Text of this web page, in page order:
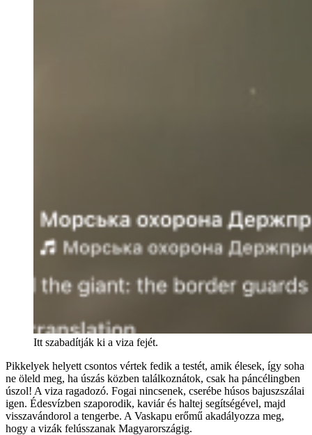
Itt szabadítják ki a viza fejét.
Pikkelyek helyett csontos vértek fedik a testét, amik élesek, így soha
ne öleld meg, ha úszás közben találkoznátok, csak ha páncélingben
úszol! A viza ragadozó. Fogai nincsenek, cserébe húsos bajuszszálai
igen. Édesvízben szaporodik, kaviár és haltej segítségével, majd
visszavándorol a tengerbe. A Vaskapu erőmű akadályozza meg,
hogy a vizák felússzanak Magyarországig.